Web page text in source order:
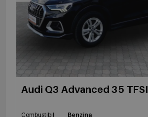
Audi Q3 Advanced 35 TFSI
Combustibil Benzina